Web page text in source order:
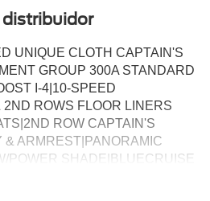
UNIQUE CLOTH CAPTAIN'S
GROUP 300A STANDARD
I-4|10-SPEED
ROWS FLOOR LINERS
ROW CAPTAIN'S
ARMREST|PANORAMIC
POWER SHADE|BLUECRUISE
ENTRY